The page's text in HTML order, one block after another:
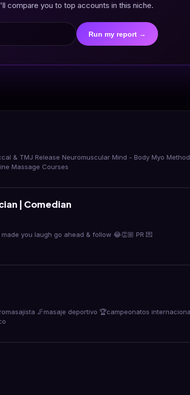
compare you to top accounts in this niche.
Run my report →
& TMJ Release Neuromuscular Mind - Body Myo Method
Massage Courses
| Comedian
you laugh go ahead & follow 😂👏🏼 PR 💌